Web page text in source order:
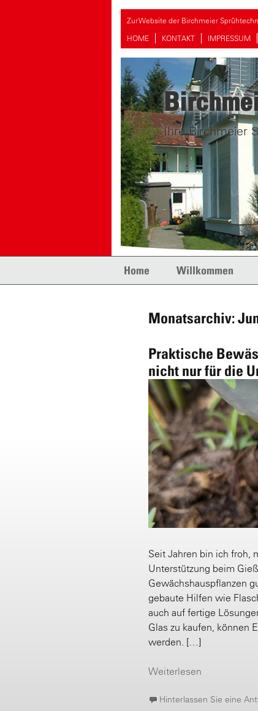
Ihre Birchmeier
HOME KONTAKT IMPRESSUM
Zur Website der Birchmeier
Skip to content
Home Willkommen
Monatsarchiv:
Praktische
nicht nur für die
Seit Jahren bin ich froh,
Unterstützung beim
Gewächshauspflanzen
gebaute Hilfen wie
auch auf fertige
Glas zu kaufen, können
werden. […]
Weiterlesen
Hinterlassen Sie eine